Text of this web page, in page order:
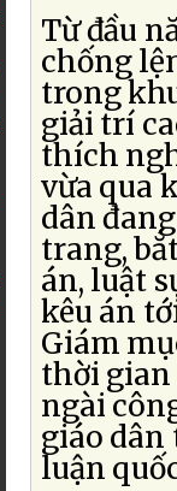
Từ đầu
chống
trong
giải trí
thích
vừa qua
dân
trang,
án, luật
kêu án
Giám
thời gian
ngài
giáo dân
luận